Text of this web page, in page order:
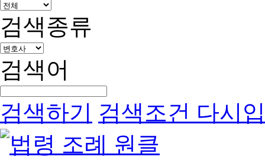
검색종류
검색어
검색하기 검색조건 다시